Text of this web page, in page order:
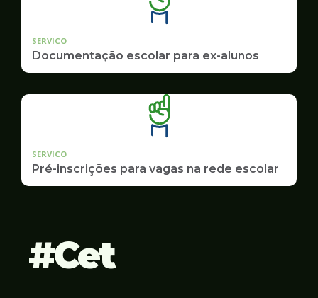
SERVICO
Documentação escolar para ex-alunos
SERVICO
Pré-inscrições para vagas na rede escolar
Cet